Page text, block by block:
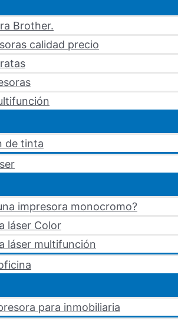
Brother.
calidad precio
de tinta
impresora monocromo?
láser Color
láser multifunción
para inmobiliaria